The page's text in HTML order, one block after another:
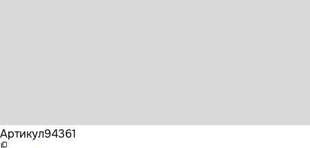
Артикул94361